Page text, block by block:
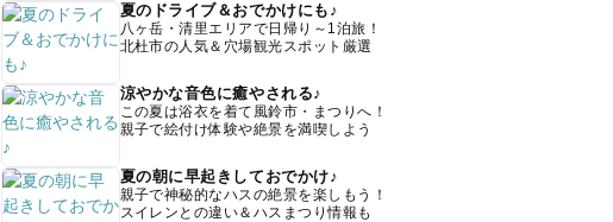
夏のドライブ＆おでかけにも♪
八ヶ岳・清里エリアで日帰り～1泊旅！
北杜市の人気＆穴場観光スポット厳選
涼やかな音色に癒やされる♪
この夏は浴衣を着て風鈴市・まつりへ！
親子で絵付け体験や絶景を満喫しよう
夏の朝に早起きしておでかけ♪
親子で神秘的なハスの絶景を楽しもう！
スイレンとの違い＆ハスまつり情報も